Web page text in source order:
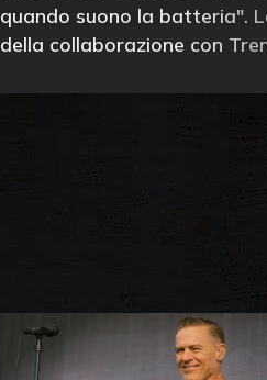
quando suono la batteria".
della collaborazione con